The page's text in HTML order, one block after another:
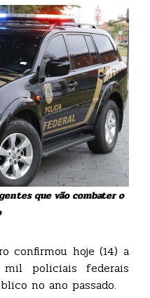
que vão combater o
confirmou hoje (14) a
policiais federais
no ano passado.